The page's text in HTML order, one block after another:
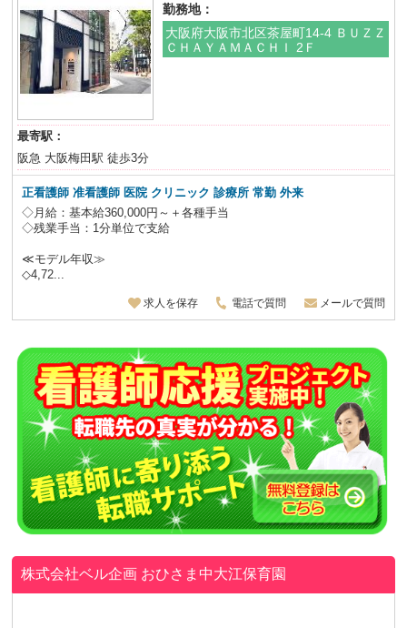
勤務地：
大阪府大阪市北区茶屋町14-4 ＢＵＺＺ
ＣＨＡＹＡＭＡＣＨＩ 2Ｆ
最寄駅：
阪急 大阪梅田駅 徒歩3分
正看護師 准看護師 医院 クリニック 診療所 常勤 外来
◇月給：基本給360,000円～＋各種手当
◇残業手当：1分単位で支給
≪モデル年収≫
◇4,72...
求人を保存 電話で質問 メールで質問
株式会社ベル企画 おひさま中大江保育園